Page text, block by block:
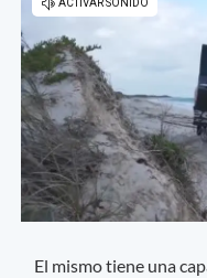
El mismo tiene una